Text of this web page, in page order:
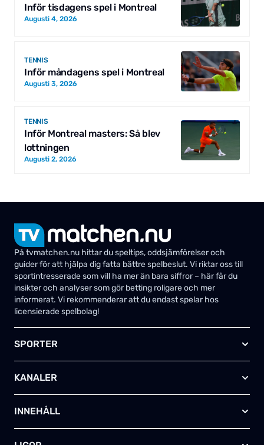
Inför tisdagens spel i Montreal
Augusti 4, 2026
TENNIS
Inför måndagens spel i Montreal
Augusti 3, 2026
TENNIS
Inför Montreal masters: Så blev
lottningen
Augusti 2, 2026
På tvmatchen.nu hittar du speltips, oddsjämförelser och
guider för att hjälpa dig fatta bättre spelbeslut. Vi riktar oss till
sportintresserade som vill ha mer än bara siffror – här får du
insikter och analyser som gör betting roligare och mer
informerat. Vi rekommenderar att du endast spelar hos
licensierade spelbolag!
SPORTER
Ishockey
Amerikansk fotboll
Basket
KANALER
TV4 Play Sport Total
Kanal 5
INNEHÅLL